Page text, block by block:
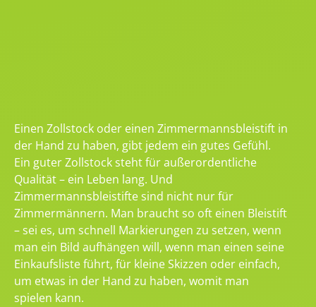
Einen Zollstock oder einen Zimmermannsbleistift in
der Hand zu haben, gibt jedem ein gutes Gefühl.
Ein guter Zollstock steht für außerordentliche
Qualität – ein Leben lang. Und
Zimmermannsbleistifte sind nicht nur für
Zimmermännern. Man braucht so oft einen Bleistift
– sei es, um schnell Markierungen zu setzen, wenn
man ein Bild aufhängen will, wenn man einen seine
Einkaufsliste führt, für kleine Skizzen oder einfach,
um etwas in der Hand zu haben, womit man
spielen kann.